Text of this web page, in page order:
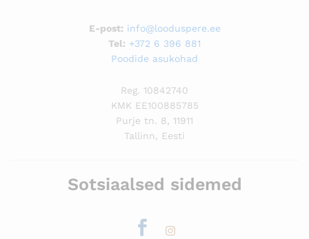
E-post: info@looduspere.ee
Tel: +372 6 396 881
Poodide asukohad
Reg. 10842740
KMK EE100885785
Purje tn. 8, 11911
Tallinn, Eesti
Sotsiaalsed sidemed